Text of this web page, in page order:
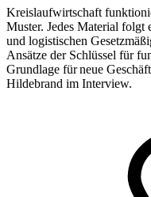
Kreislaufwirtschaft
Muster. Jedes Material folgt
und logistischen
Ansätze der Schlüssel für
Grundlage für neue
Hildebrand im Interview.